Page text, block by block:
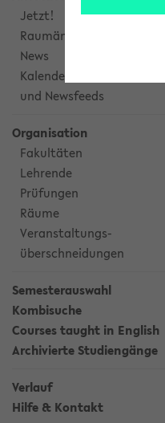
Jetzt!
Raumänderungen
News
Kalenderintegration
und Newsfeeds
Organisation
Fakultäten
Lehrende
Prüfungen
Räume
Veranstaltungs-
überschneidungen
Semesterauswahl
Kombisuche
Courses taught in English
Archivierte Studiengänge
Verlauf
Hilfe & Kontakt